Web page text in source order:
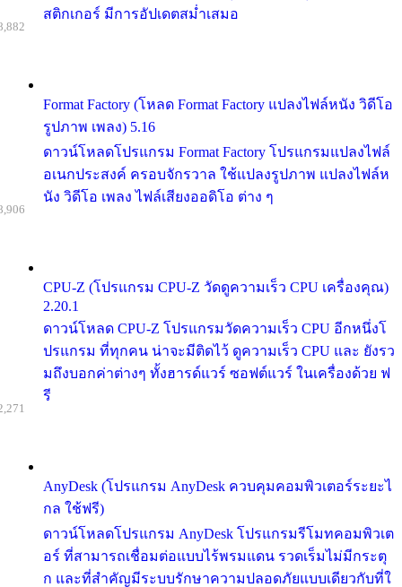
สติกเกอร์ มีการอัปเดตสม่ำเสมอ
Format Factory (โหลด Format Factory แปลงไฟล์หนัง วิดีโอ
รูปภาพ เพลง) 5.16
ดาวน์โหลดโปรแกรม Format Factory โปรแกรมแปลงไฟล์
อเนกประสงค์ ครอบจักรวาล ใช้แปลงรูปภาพ แปลงไฟล์ห
นัง วิดีโอ เพลง ไฟล์เสียงออดิโอ ต่าง ๆ
CPU-Z (โปรแกรม CPU-Z วัดดูความเร็ว CPU เครื่องคุณ)
2.20.1
ดาวน์โหลด CPU-Z โปรแกรมวัดความเร็ว CPU อีกหนึ่งโ
ปรแกรม ที่ทุกคน น่าจะมีติดไว้ ดูความเร็ว CPU และ ยังรว
มถึงบอกค่าต่างๆ ทั้งฮารด์แวร์ ซอฟต์แวร์ ในเครื่องด้วย ฟ
รี
AnyDesk (โปรแกรม AnyDesk ควบคุมคอมพิวเตอร์ระยะไ
กล ใช้ฟรี)
ดาวน์โหลดโปรแกรม AnyDesk โปรแกรมรีโมทคอมพิวเต
อร์ ที่สามารถเชื่อมต่อแบบไร้พรมแดน รวดเร็มไม่มีกระตุ
ก และที่สำคัญมีระบบรักษาความปลอดภัยแบบเดียวกับที่ใ